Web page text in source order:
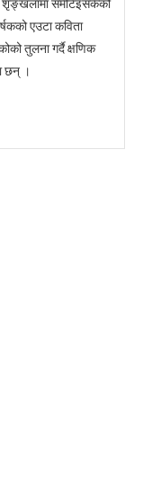
शृङ्खलामा समेटिइसकेको
एउटा कविता
तुलना गर्दै क्षणिक
छन् ।